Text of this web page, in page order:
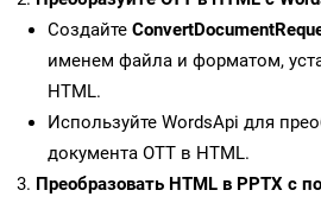
Создайте
именем файла и форматом,
HTML.
Используйте WordsApi для
документа OTT в HTML.
Преобразовать HTML в PPTX с